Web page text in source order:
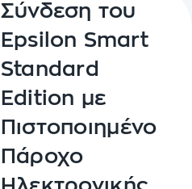
Σύνδεση του
Epsilon Smart
Standard
Edition με
Πιστοποιημένο
Πάροχο